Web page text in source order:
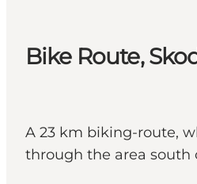
Bike Route,
A 23 km biking-route,
through the area south